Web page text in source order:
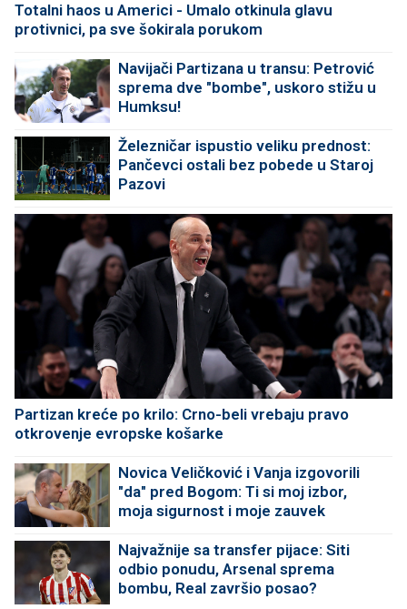
Totalni haos u Americi - Umalo otkinula glavu
protivnici, pa sve šokirala porukom
Navijači Partizana u transu: Petrović
sprema dve "bombe", uskoro stižu u
Humksu!
Železničar ispustio veliku prednost:
Pančevci ostali bez pobede u Staroj
Pazovi
Partizan kreće po krilo: Crno-beli vrebaju pravo
otkrovenje evropske košarke
Novica Veličković i Vanja izgovorili
"da" pred Bogom: Ti si moj izbor,
moja sigurnost i moje zauvek
Najvažnije sa transfer pijace: Siti
odbio ponudu, Arsenal sprema
bombu, Real završio posao?